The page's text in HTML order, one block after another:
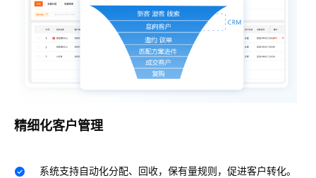
精细化客户管理
系统支持自动化分配、回收，保有量规则，促进客户转化。